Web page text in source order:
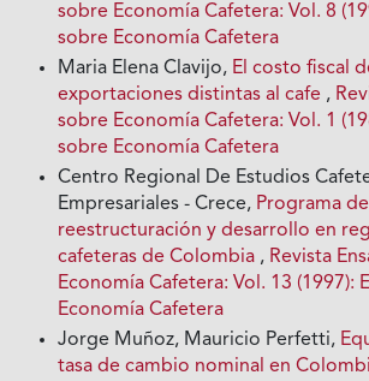
sobre Economía Cafetera: Vol. 8
sobre Economía Cafetera
Maria Elena Clavijo, El costo fiscal
exportaciones distintas al cafe ,
sobre Economía Cafetera: Vol. 1
sobre Economía Cafetera
Centro Regional De Estudios
Empresariales - Crece, Programa de
reestructuración y desarrollo en
cafeteras de Colombia , Revista
Economía Cafetera: Vol. 13 (1997):
Economía Cafetera
Jorge Muñoz, Mauricio Perfetti,
tasa de cambio nominal en